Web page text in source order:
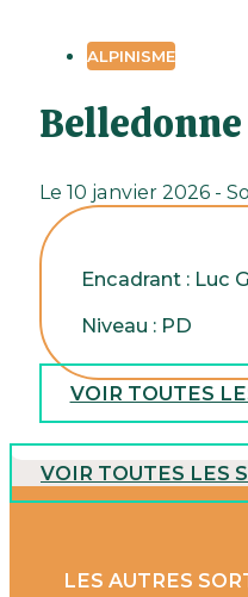
ALPINISME
Belledonne
Le 10 janvier 2026 -
Encadrant : Luc
Niveau : PD
VOIR TOUTES
VOIR TOUTES LES
LES AUTRES